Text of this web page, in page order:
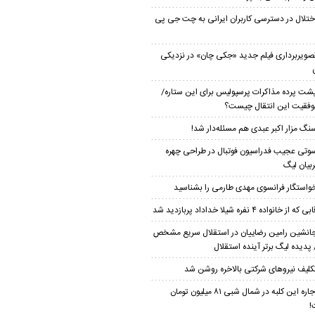
در دسترسی کاربران ایرانی به چت جی پی
فیلم جدید «جکی چان» در نزدیکی
پرده مذاکرات پرسپولیس برای این ستاره/
این انتقال چیست؟
مزار اکبر عبدی هم مسئله‌دار شد!
عجیب فدراسیون فوتبال در طراحی چهره
لیگ
فرانسوی مهدی طارمی را بشناسید
که از خانواده ۴ نفره شیلا خداداد پربازدید شد
رامین رضاییان در استقلال سریع مشخص
لیگ برتر آینده استقلال
نیروهای شرکتی بالاخره روشن شد
اجاره این کلبه در شمال شبی ۸۱ میلیون تومان